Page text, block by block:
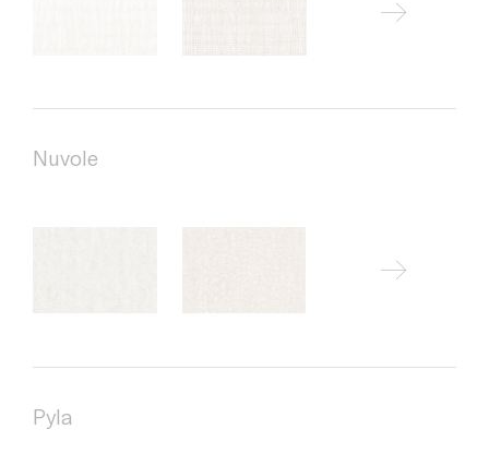
Nuvole
Pyla